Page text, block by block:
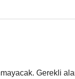
Gerekli